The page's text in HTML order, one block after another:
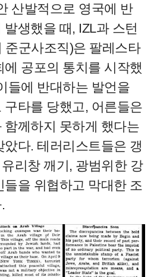
산발적으로 영국에 반
생했을 때, IZL과 스턴
준군사조직)은 팔레스타
에 공포의 통치를 시작했
들에 반대하는 발언을
구타를 당했고, 어른들은
함께하지 못하게 했다는
았다. 테러리스트들은 갱
리창 깨기, 광범위한 강
들을 위협하고 막대한 조